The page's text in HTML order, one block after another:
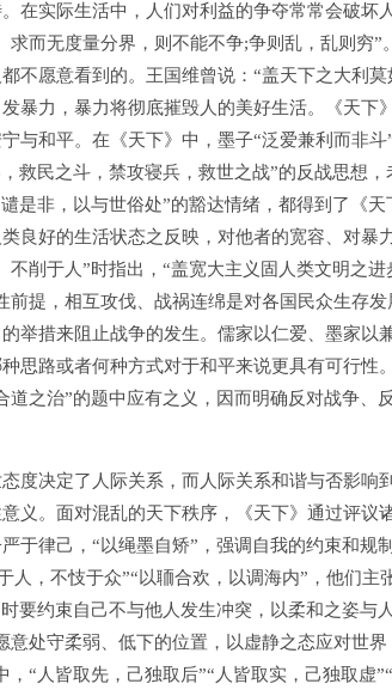
在实际生活中，人们对利益的争夺常常会破坏
而无度量分界，则不能不争;争则乱，乱则穷
不愿意看到的。王国维曾说：“盖天下之大利
暴力，暴力将彻底摧毁人的美好生活。《天下
与和平。在《天下》中，墨子“泛爱兼利而非
救民之斗，禁攻寝兵，救世之战”的反战思想
是非，以与世俗处”的豁达情绪，都得到了《
良好的生活状态之反映，对他者的宽容、对暴
不削于人”时指出，“盖宽大主义固人类文明之
前提，相互攻伐、战祸连绵是对各国民众生存
举措来阻止战争的发生。儒家以仁爱、墨家以
思路或者何种方式对于和平来说更具有可行性
之治”的题中应有之义，因而明确反对战争、
决定了人际关系，而人际关系和谐与否影响
义。面对混乱的天下秩序，《天下》通过评议
于律己，“以绳墨自矫”，强调自我的约束和规
人，不忮于众”“以聏合欢，以调海内”，他们主
要约束自己不与他人发生冲突，以柔和之姿与
处守柔弱、低下的位置，以虚静之态应对世
“人皆取先，己独取后”“人皆取实，己独取虚